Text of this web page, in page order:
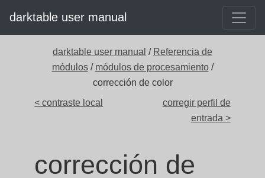
darktable user manual
darktable user manual / Referencia de
módulos/ módulos de procesamiento/
corrección de color
< contraste local
corregir perfil de
entrada >
corrección de